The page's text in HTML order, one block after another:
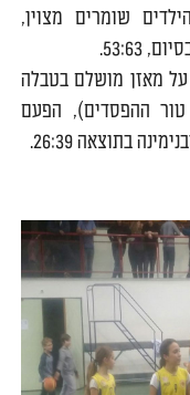
שומרים מצוין,
53:63.
מאזן מושלם בטבלה
ההפסדים), הפעם
בתוצאה 26:39.